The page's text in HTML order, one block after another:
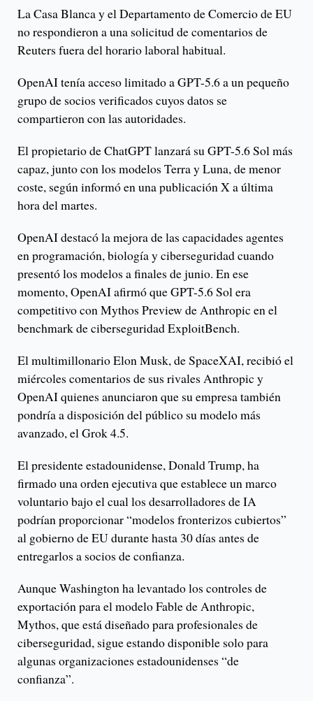
La Casa Blanca y el Departamento de Comercio de EU
no respondieron a una solicitud de comentarios de
Reuters fuera del horario laboral habitual.
OpenAI tenía acceso limitado a GPT-5.6 a un pequeño
grupo de socios verificados cuyos datos se
compartieron con las autoridades.
El propietario de ChatGPT lanzará su GPT-5.6 Sol más
capaz, junto con los modelos Terra y Luna, de menor
coste, según informó en una publicación X a última
hora del martes.
OpenAI destacó la mejora de las capacidades agentes
en programación, biología y ciberseguridad cuando
presentó los modelos a finales de junio. En ese
momento, OpenAI afirmó que GPT-5.6 Sol era
competitivo con Mythos Preview de Anthropic en el
benchmark de ciberseguridad ExploitBench.
El multimillonario Elon Musk, de SpaceXAI, recibió el
miércoles comentarios de sus rivales Anthropic y
OpenAI quienes anunciaron que su empresa también
pondría a disposición del público su modelo más
avanzado, el Grok 4.5.
El presidente estadounidense, Donald Trump, ha
firmado una orden ejecutiva que establece un marco
voluntario bajo el cual los desarrolladores de IA
podrían proporcionar “modelos fronterizos cubiertos”
al gobierno de EU durante hasta 30 días antes de
entregarlos a socios de confianza.
Aunque Washington ha levantado los controles de
exportación para el modelo Fable de Anthropic,
Mythos, que está diseñado para profesionales de
ciberseguridad, sigue estando disponible solo para
algunas organizaciones estadounidenses “de
confianza”.